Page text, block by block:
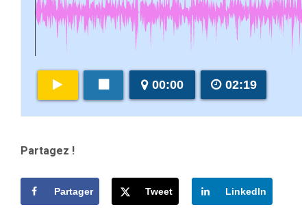
00:00 02:19
Partagez !
Partager Tweet LinkedIn